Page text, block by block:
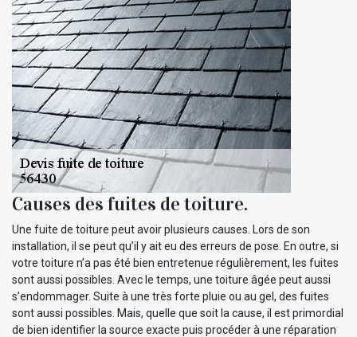
Causes des fuites de toiture.
Une fuite de toiture peut avoir plusieurs causes. Lors de son
installation, il se peut qu’il y ait eu des erreurs de pose. En outre, si
votre toiture n’a pas été bien entretenue régulièrement, les fuites
sont aussi possibles. Avec le temps, une toiture âgée peut aussi
s’endommager. Suite à une très forte pluie ou au gel, des fuites
sont aussi possibles. Mais, quelle que soit la cause, il est primordial
de bien identifier la source exacte puis procéder à une réparation